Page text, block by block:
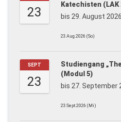
23
Katechisten (LAK
bis 29. August 2026
23.Aug.2026 (So)
SEPT
23
Studiengang
(Modul 5)
bis 27. September
23.Sept.2026 (Mi)